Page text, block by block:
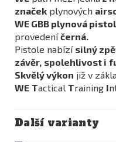
značek plynových
WE GBB plynová
provedeníčerná.
Pistole nabízí silný
závěr, spolehlivost i
Skvělý výkon již v
WE Tactical Training I
Další varianty